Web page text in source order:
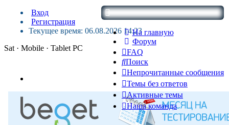
На главную
Форум
FAQ
Поиск
Непрочитанные сообщения
Темы без ответов
Активные темы
Наша команда
Вход
Регистрация
Текущее время: 06.08.2026 14:23
Sat · Mobile · Tablet PC